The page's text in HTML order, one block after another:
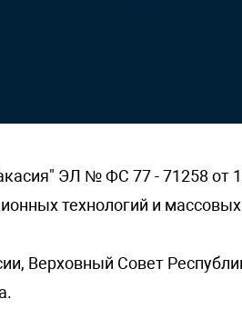
ЭЛ № ФС 77 - 71258 от
технологий и
Верховный Совет